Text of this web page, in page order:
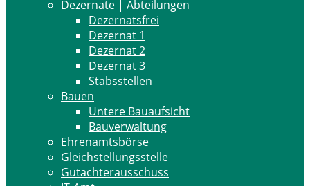
Dezernate | Abteilungen
Dezernatsfrei
Dezernat 1
Dezernat 2
Dezernat 3
Stabsstellen
Bauen
Untere Bauaufsicht
Bauverwaltung
Ehrenamtsbörse
Gleichstellungsstelle
Gutachterausschuss